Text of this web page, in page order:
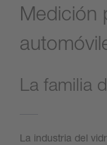
Medición
La familia
La industria del